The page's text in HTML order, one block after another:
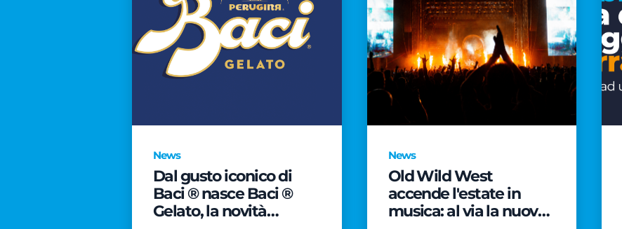
News
Dal gusto iconico di
Baci ® nasce Baci ®
Gelato, la novità
News
Old Wild West
accende l'estate in
musica: al via la nuova